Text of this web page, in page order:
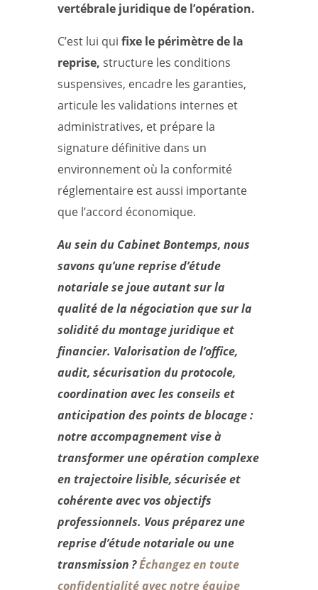
vertébrale juridique de l’opération.
C’est lui qui fixe le périmètre de la
reprise, structure les conditions
suspensives, encadre les garanties,
articule les validations internes et
administratives, et prépare la
signature définitive dans un
environnement où la conformité
réglementaire est aussi importante
que l’accord économique.
Au sein du Cabinet Bontemps, nous
savons qu’une reprise d’étude
notariale se joue autant sur la
qualité de la négociation que sur la
solidité du montage juridique et
financier. Valorisation de l’office,
audit, sécurisation du protocole,
coordination avec les conseils et
anticipation des points de blocage :
notre accompagnement vise à
transformer une opération complexe
en trajectoire lisible, sécurisée et
cohérente avec vos objectifs
professionnels. Vous préparez une
reprise d’étude notariale ou une
transmission ?Échangez en toute
confidentialité avec notre équipe